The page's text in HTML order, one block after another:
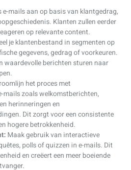
e-mails aan op basis van klantgedrag,
Klanten zullen eerder
op relevante content.
je klantenbestand in segmenten op
gegevens, gedrag of voorkeuren.
waardevolle berichten sturen naar
het proces met
mails zoals welkomstberichten,
herinneringen en
Dit zorgt voor een consistente
hogere betrokkenheid.
Maak gebruik van interactieve
polls of quizzen in e-mails. Dit
en creëert een meer boeiende